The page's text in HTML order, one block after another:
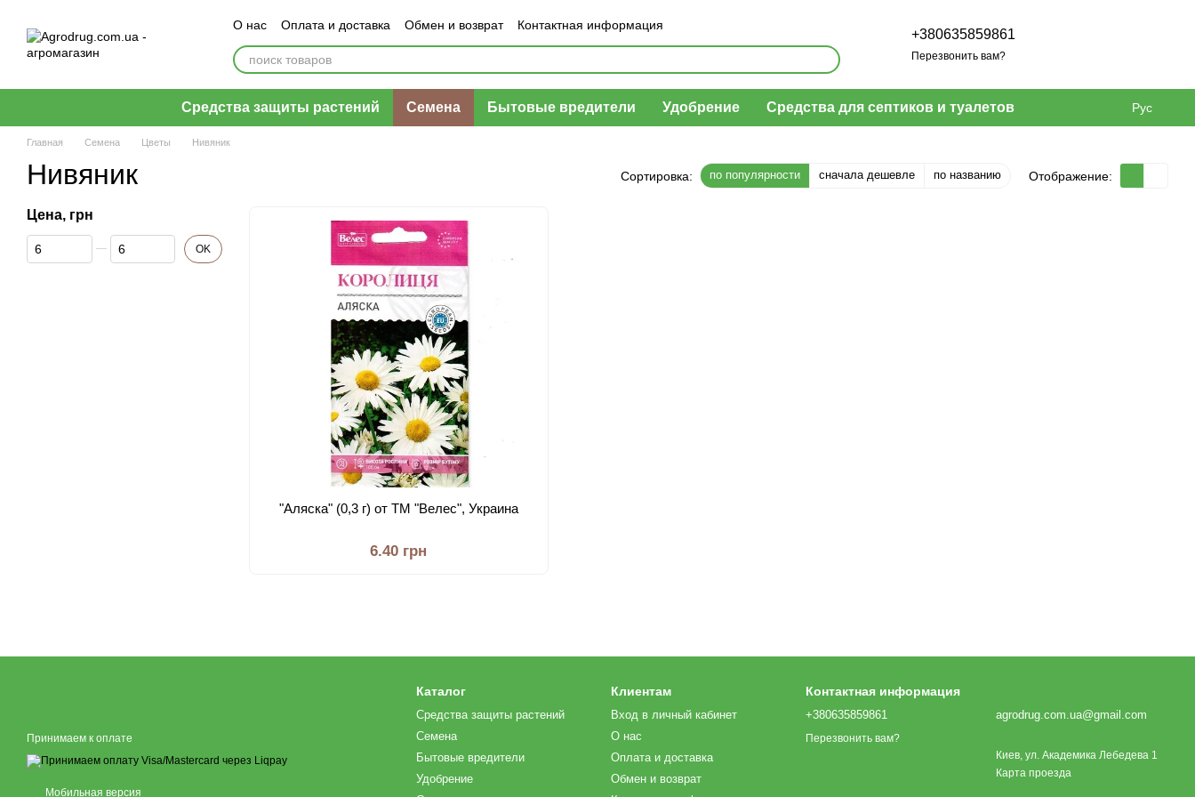
О нас Оплата и доставка Обмен и возврат
Контактная информация
Пользовательское соглашение
Отзывы о магазине
+380635859861
Перезвонить вам?
Средства защиты растений Семена Бытовые вредители Удобрение Средства для септиков и туалетов Рус
Главная Семена Цветы Нивяник
Нивяник Сортировка: по популярности сначала дешевле по названию Отображение:
"Аляска" (0,3 г) от ТМ "Велес", Украина
6.40 грн
Цена, грн
От Цена, грн
До Цена, грн OK
Принимаем к оплате
Мобильная версия
Каталог
Средства защиты растений
Семена
Бытовые вредители
Удобрение
Клиентам
Вход в личный кабинет
О нас
Оплата и доставка
Обмен и возврат
Контактная информация
+380635859861
Перезвонить вам?
agrodrug.com.ua@gmail.com
Киев, ул. Академика Лебедева 1
Карта проезда